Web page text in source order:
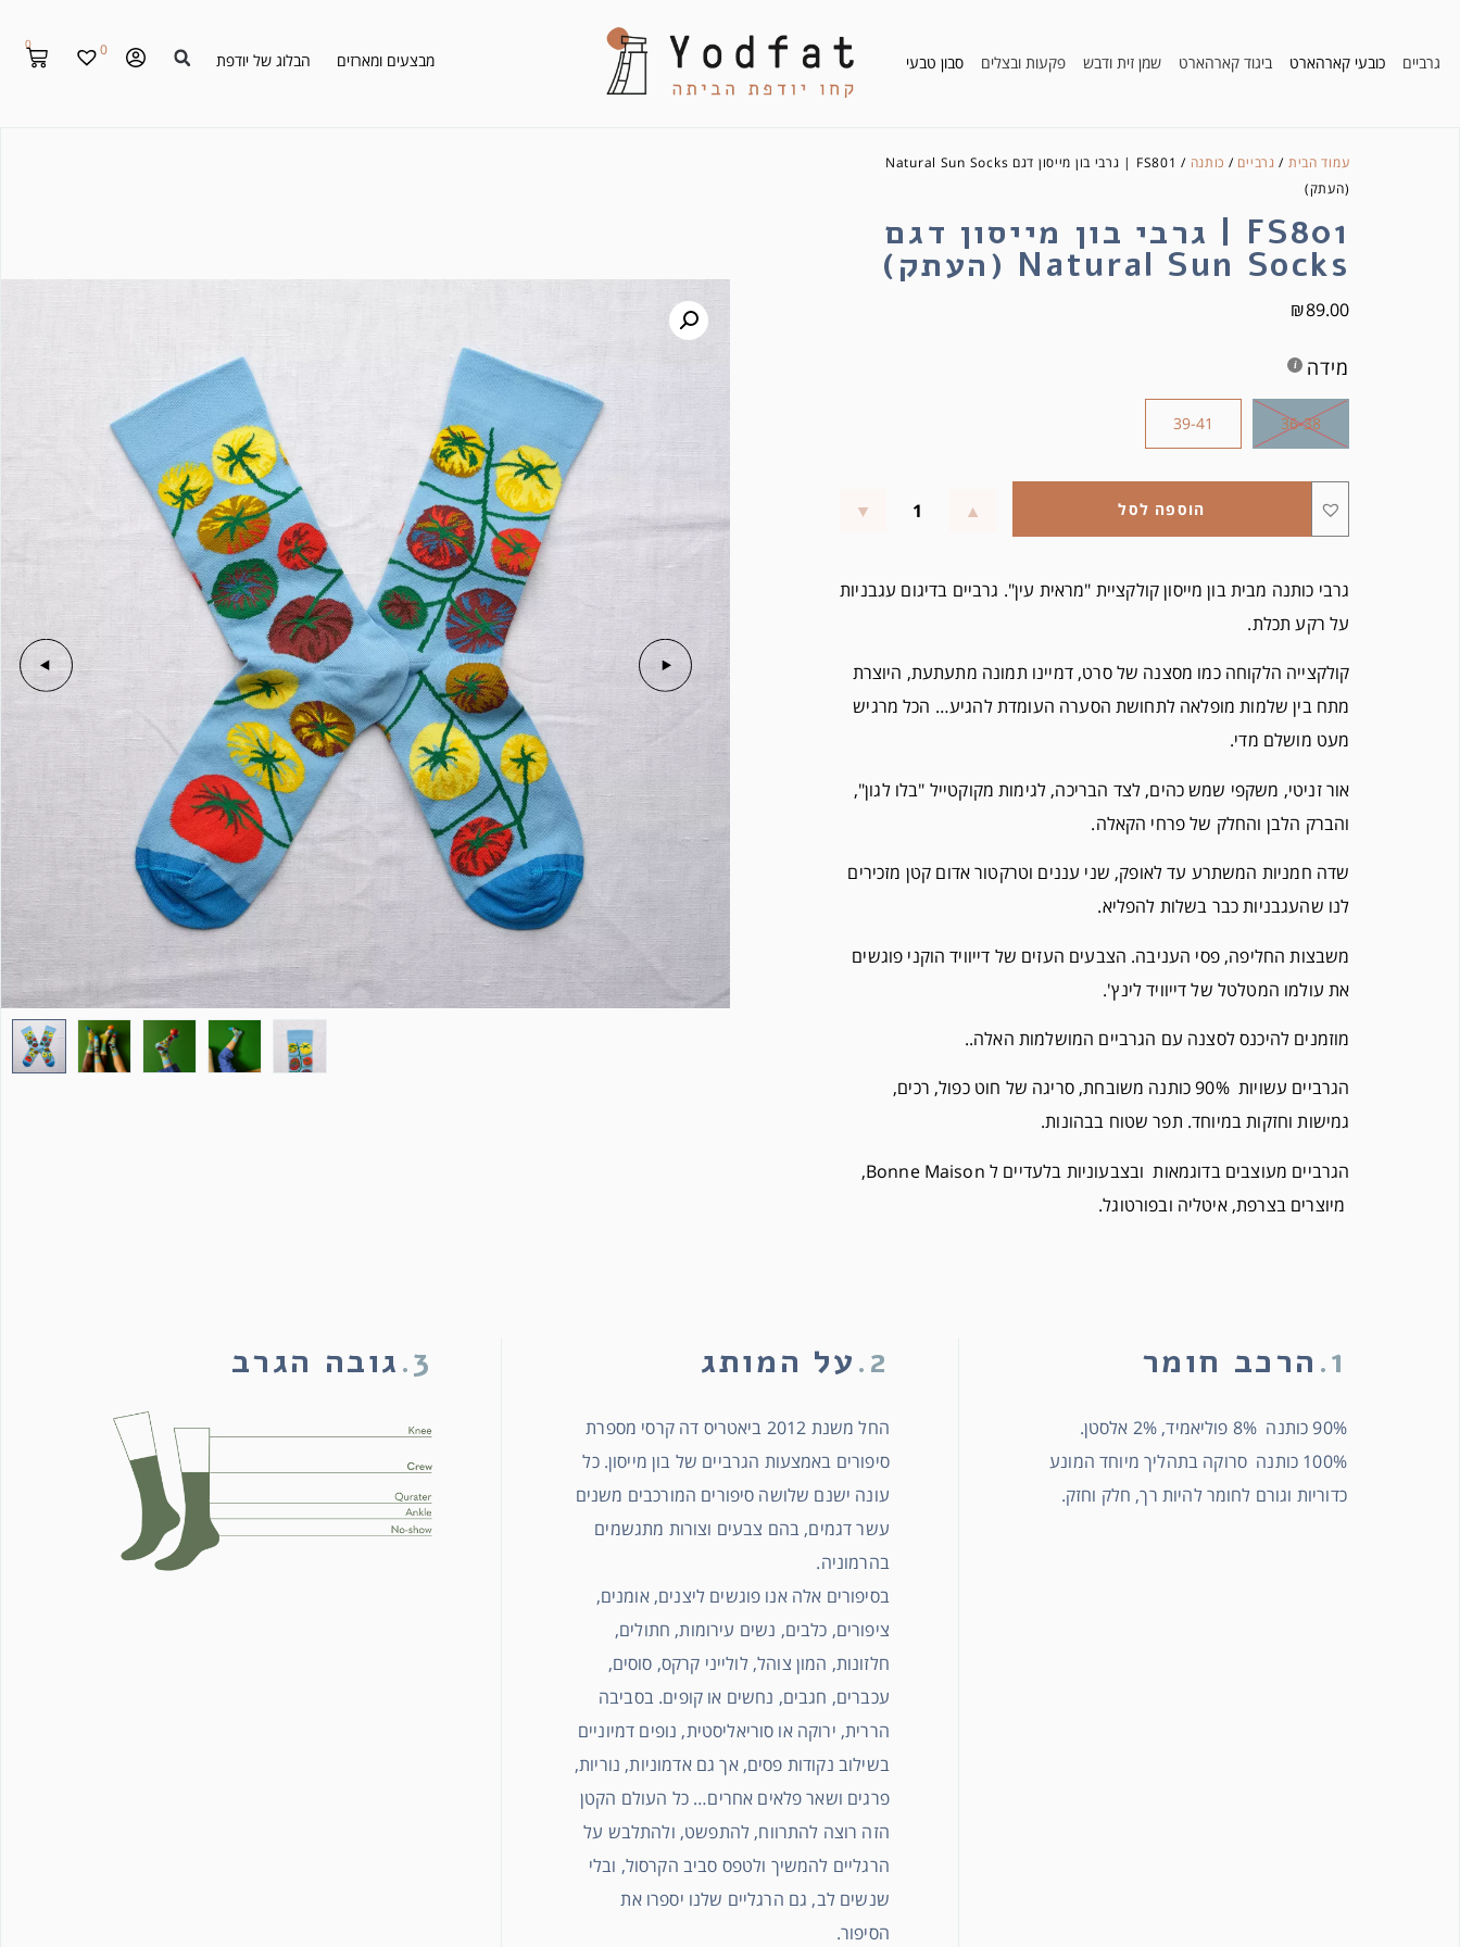
0 0
מבצעים ומארזים הבלוג של יודפת סבון טבעי פקעות ובצלים שמן זית ודבש ביגוד קארהארט כובעי קארהארט גרביים
עמוד הבית / גרביים / כותנה
/ FS801 | גרבי בון מייסון דגם Natural Sun Socks
(העתק)
FS801 | גרבי בון מייסון דגם
Natural Sun Socks (העתק)
₪89.00
מידה
36-38
39-41
הוספה לסל
גרבי כותנה מבית בון מייסון קולקציית "מראית עין". גרביים בדיגום עגבניות
על רקע תכלת.
קולקצייה הלקוחה כמו מסצנה של סרט, דמיינו תמונה מתעתעת, היוצרת
מתח בין שלמות מופלאה לתחושת הסערה העומדת להגיע… הכל מרגיש
מעט מושלם מדי.
אור זניטי, משקפי שמש כהים, לצד הבריכה, לגימות מקוקטייל "בלו לגון",
והברק הלבן והחלק של פרחי הקאלה.
שדה חמניות המשתרע עד לאופק, שני עננים וטרקטור אדום קטן מזכירים
לנו שהעגבניות כבר בשלות להפליא.
משבצות החליפה, פסי העניבה. הצבעים העזים של דייוויד הוקני פוגשים
את עולמו המטלטל של דייוויד לינץ'.
מוזמנים להיכנס לסצנה עם הגרביים המושלמות האלה..
הגרביים עשויות 90% כותנה משובחת, סריגה של חוט כפול, רכים,
גמישות וחזקות במיוחד. תפר שטוח בבהונות.
הגרביים מעוצבים בדוגמאות ובצבעוניות בלעדיים ל Bonne Maison,
מיוצרים בצרפת, איטליה ובפורטוגל.
1. הרכב חומר
90% כותנה 8% פוליאמיד, 2% אלסטן.
100% כותנה סרוקה בתהליך מיוחד המונע
כדוריות וגורם לחומר להיות רך, חלק וחזק.
2. על המותג
החל משנת 2012 ביאטריס דה קרסי מספרת
סיפורים באמצעות הגרביים של בון מייסון. כל
עונה ישנם שלושה סיפורים המורכבים משנים
עשר דגמים, בהם צבעים וצורות מתגשמים
בהרמוניה.
בסיפורים אלה אנו פוגשים ליצנים, אומנים,
ציפורים, כלבים, נשים עירומות, חתולים,
חלזונות, המון צוהל, לולייני קרקס, סוסים,
עכברים, חגבים, נחשים או קופים. בסביבה
הררית, ירוקה או סוריאליסטית, נופים דמיוניים
בשילוב נקודות פסים, אך גם אדמוניות, נוריות,
פרגים ושאר פלאים אחרים… כל העולם הקטן
הזה רוצה להתרווח, להתפשט, ולהתלבש על
הרגליים להמשיך ולטפס סביב הקרסול, ובלי
שנשים לב, גם הרגליים שלנו יספרו את
הסיפור.
3. גובה הגרב